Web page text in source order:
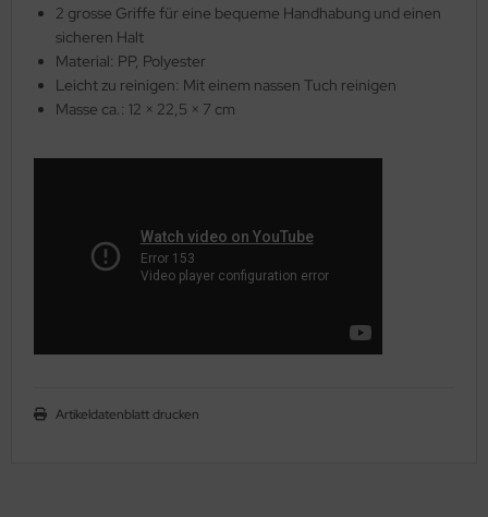
2 grosse Griffe für eine bequeme Handhabung und einen
sicheren Halt
Material: PP, Polyester
Leicht zu reinigen: Mit einem nassen Tuch reinigen
Masse ca.: 12 × 22,5 × 7 cm
Artikeldatenblatt drucken